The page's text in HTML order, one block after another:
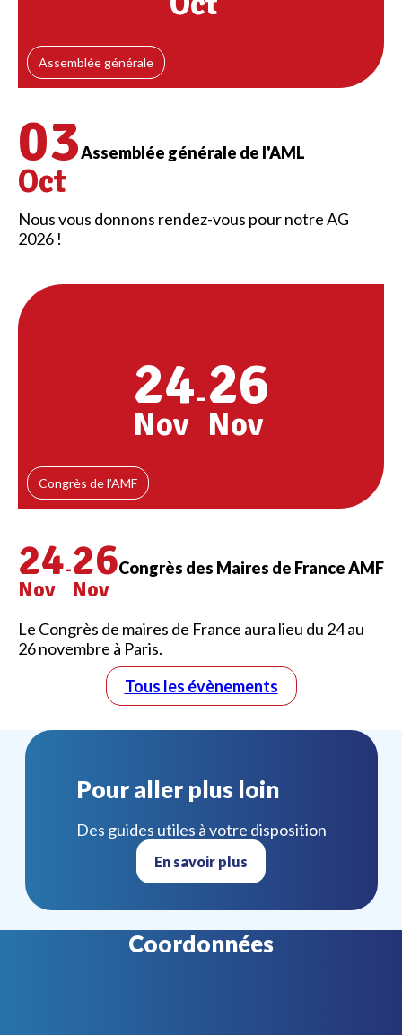
Assemblée générale
03
Oct
Assemblée générale de l'AML
Nous vous donnons rendez-vous pour notre AG
2026 !
24
Nov
-26
Nov
Congrès de l’AMF
24
Nov
-26
Nov
Congrès des Maires de France AMF
Le Congrès de maires de France aura lieu du 24 au
26 novembre à Paris.
Tous les évènements
Pour aller plus loin
Des guides utiles à votre disposition
En savoir plus
Coordonnées